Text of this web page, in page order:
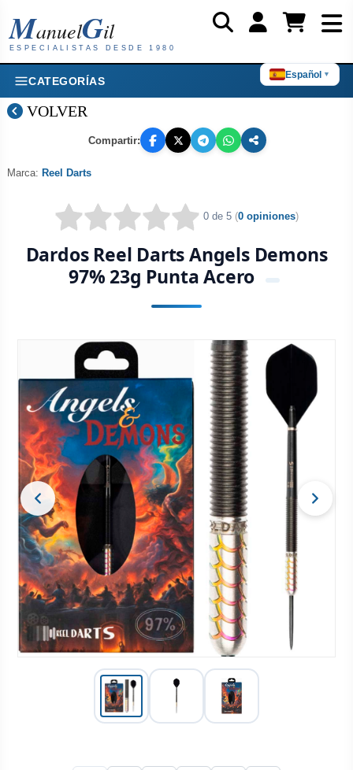
Español ▼
ManuelGil
ESPECIALISTAS DESDE 1980
CATEGORÍAS
VOLVER
Compartir:
0 de 5 (0 opiniones)
Dardos Reel Darts Angels Demons
97% 23g Punta Acero
Marca: Reel Darts